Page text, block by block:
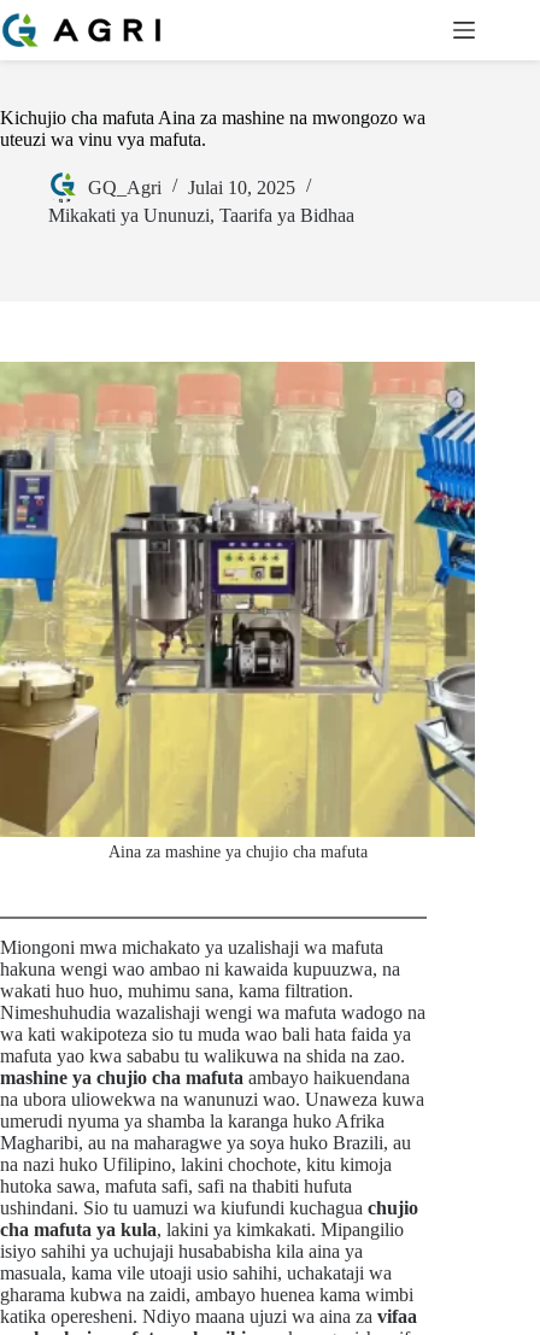
Kichujio cha mafuta Aina za mashine na mwongozo wa
uteuzi wa vinu vya mafuta.
GQ_Agri
Julai 10, 2025
Mikakati ya Ununuzi, Taarifa ya Bidhaa
Aina za mashine ya chujio cha mafuta
Miongoni mwa michakato ya uzalishaji wa mafuta
hakuna wengi wao ambao ni kawaida kupuuzwa, na
wakati huo huo, muhimu sana, kama filtration.
Nimeshuhudia wazalishaji wengi wa mafuta wadogo na
wa kati wakipoteza sio tu muda wao bali hata faida ya
mafuta yao kwa sababu tu walikuwa na shida na zao.
mashine ya chujio cha mafuta ambayo haikuendana
na ubora uliowekwa na wanunuzi wao. Unaweza kuwa
umerudi nyuma ya shamba la karanga huko Afrika
Magharibi, au na maharagwe ya soya huko Brazili, au
na nazi huko Ufilipino, lakini chochote, kitu kimoja
hutoka sawa, mafuta safi, safi na thabiti hufuta
ushindani. Sio tu uamuzi wa kiufundi kuchagua chujio
cha mafuta ya kula, lakini ya kimkakati. Mipangilio
isiyo sahihi ya uchujaji husababisha kila aina ya
masuala, kama vile utoaji usio sahihi, uchakataji wa
gharama kubwa na zaidi, ambayo huenea kama wimbi
katika operesheni. Ndiyo maana ujuzi wa aina za vifaa